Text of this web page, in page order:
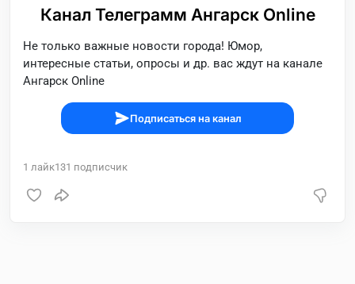
Канал Телеграмм Ангарск Online
Не только важные новости города! Юмор,
интересные статьи, опросы и др. вас ждут на канале
Ангарск Online
Подписаться на канал
1 лайк131 подписчик